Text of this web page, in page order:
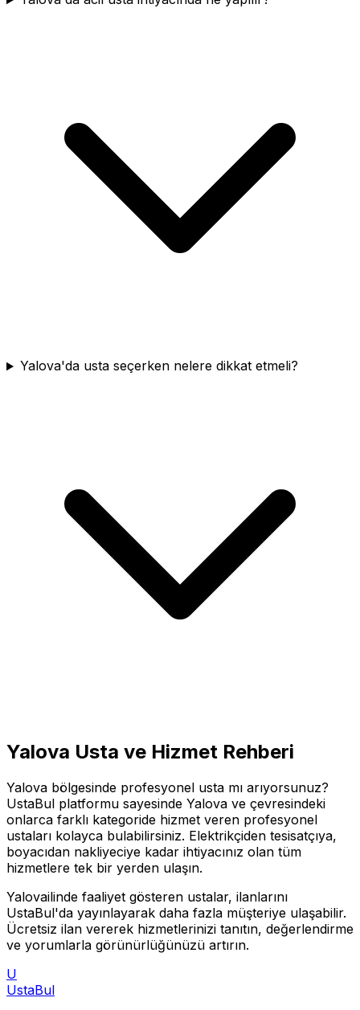
Yalova'da usta seçerken nelere dikkat etmeli?
Yalova Usta ve Hizmet Rehberi
Yalova bölgesinde profesyonel usta mı arıyorsunuz?
UstaBul platformu sayesinde Yalova ve çevresindeki
onlarca farklı kategoride hizmet veren profesyonel
ustaları kolayca bulabilirsiniz. Elektrikçiden tesisatçıya,
boyacıdan nakliyeciye kadar ihtiyacınız olan tüm
hizmetlere tek bir yerden ulaşın.
Yalovailinde faaliyet gösteren ustalar, ilanlarını
UstaBul'da yayınlayarak daha fazla müşteriye ulaşabilir.
Ücretsiz ilan vererek hizmetlerinizi tanıtın, değerlendirme
ve yorumlarla görünürlüğünüzü artırın.
U
UstaBul